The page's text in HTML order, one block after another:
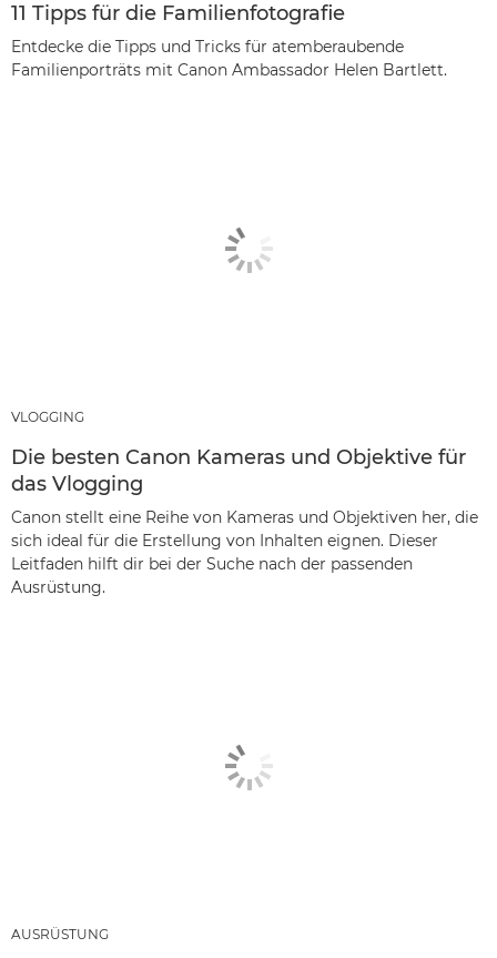
11 Tipps für die Familienfotografie
Entdecke die Tipps und Tricks für atemberaubende
Familienporträts mit Canon Ambassador Helen Bartlett.
VLOGGING
Die besten Canon Kameras und Objektive für
das Vlogging
Canon stellt eine Reihe von Kameras und Objektiven her, die
sich ideal für die Erstellung von Inhalten eignen. Dieser
Leitfaden hilft dir bei der Suche nach der passenden
Ausrüstung.
AUSRÜSTUNG